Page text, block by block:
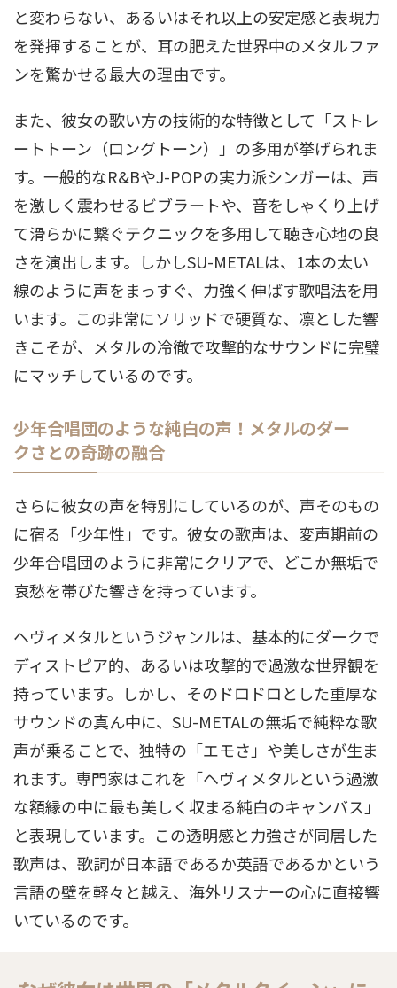
と変わらない、あるいはそれ以上の安定感と表現力
を発揮することが、耳の肥えた世界中のメタルファ
ンを驚かせる最大の理由です。
また、彼女の歌い方の技術的な特徴として「ストレ
ートトーン（ロングトーン）」の多用が挙げられま
す。一般的なR&BやJ-POPの実力派シンガーは、声
を激しく震わせるビブラートや、音をしゃくり上げ
て滑らかに繋ぐテクニックを多用して聴き心地の良
さを演出します。しかしSU-METALは、1本の太い
線のように声をまっすぐ、力強く伸ばす歌唱法を用
います。この非常にソリッドで硬質な、凛とした響
きこそが、メタルの冷徹で攻撃的なサウンドに完璧
にマッチしているのです。
少年合唱団のような純白の声！メタルのダー
クさとの奇跡の融合
さらに彼女の声を特別にしているのが、声そのもの
に宿る「少年性」です。彼女の歌声は、変声期前の
少年合唱団のように非常にクリアで、どこか無垢で
哀愁を帯びた響きを持っています。
ヘヴィメタルというジャンルは、基本的にダークで
ディストピア的、あるいは攻撃的で過激な世界観を
持っています。しかし、そのドロドロとした重厚な
サウンドの真ん中に、SU-METALの無垢で純粋な歌
声が乗ることで、独特の「エモさ」や美しさが生ま
れます。専門家はこれを「ヘヴィメタルという過激
な額縁の中に最も美しく収まる純白のキャンバス」
と表現しています。この透明感と力強さが同居した
歌声は、歌詞が日本語であるか英語であるかという
言語の壁を軽々と越え、海外リスナーの心に直接響
いているのです。